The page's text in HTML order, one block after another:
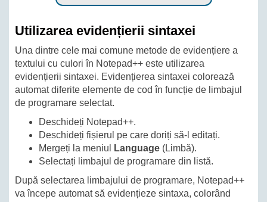
Utilizarea evidențierii sintaxei
Una dintre cele mai comune metode de evidențiere a
textului cu culori în Notepad++ este utilizarea
evidențierii sintaxei. Evidențierea sintaxei colorează
automat diferite elemente de cod în funcție de limbajul
de programare selectat.
Deschideți Notepad++.
Deschideți fișierul pe care doriți să-l editați.
Mergeți la meniul
Language (Limbă).
Selectați limbajul de programare din listă.
După selectarea limbajului de programare, Notepad++
va începe automat să evidențieze sintaxa, colorând